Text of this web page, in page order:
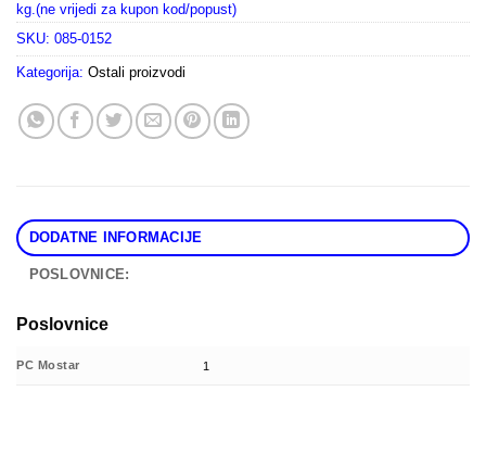
kg.(ne vrijedi za kupon kod/popust)
SKU: 085-0152
Kategorija: Ostali proizvodi
DODATNE INFORMACIJE
POSLOVNICE:
Poslovnice
PC Mostar 1